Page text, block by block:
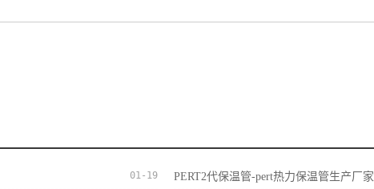
01-19 PERT2代保温管-pert热力保温管生产厂家